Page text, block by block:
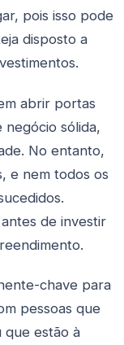
pois isso pode
disposto a
abrir portas
negócio sólida,
No entanto,
e nem todos os
de investir
chave para
pessoas que
que estão à